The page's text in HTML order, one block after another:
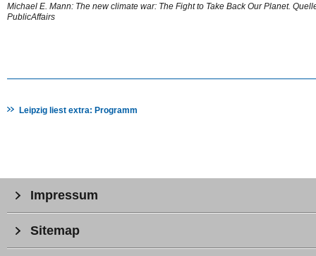
Michael E. Mann: The new climate war: The Fight to Take Back Our Planet.
PublicAffairs
Leipzig liest extra: Programm
Impressum
Sitemap